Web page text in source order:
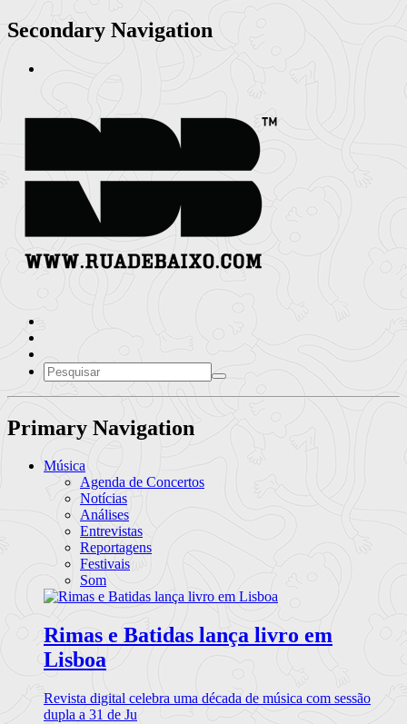
Secondary Navigation
Primary Navigation
Música
Agenda de Concertos
Notícias
Análises
Entrevistas
Reportagens
Festivais
Som
Rimas e Batidas lança livro em
Lisboa
Revista digital celebra uma década de música com sessão
dupla a 31 de Ju